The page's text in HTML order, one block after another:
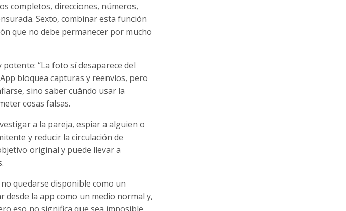
completos, direcciones, números,
Sexto, combinar esta función
que no debe permanecer por mucho
“La foto sí desaparece del
bloquea capturas y reenvíos, pero
sino saber cuándo usar la
cosas falsas.
a la pareja, espiar a alguien o
y reducir la circulación de
original y puede llevar a
quedarse disponible como un
la app como un medio normal y,